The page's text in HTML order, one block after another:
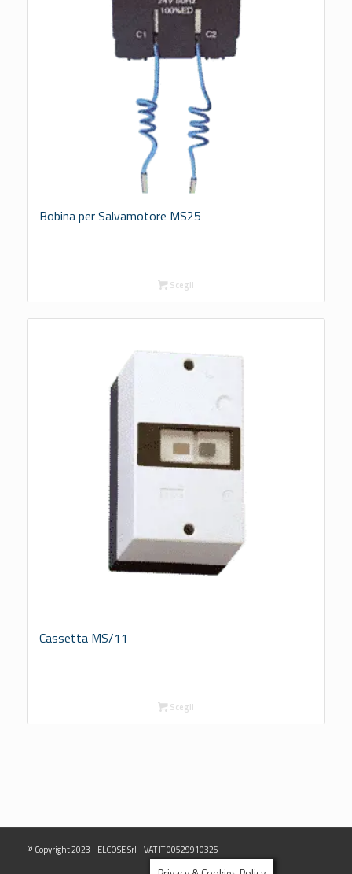
Bobina per Salvamotore MS25
Scegli
Cassetta MS/11
Scegli
© Copyright 2023 - ELCOSE Srl - VAT IT 00529910325